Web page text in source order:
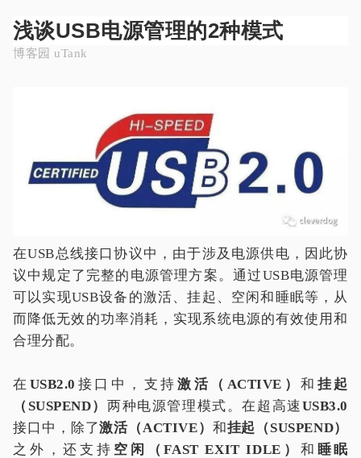
浅谈USB电源管理的2种模式
博客园 uTank
在USB总线接口协议中，由于涉及电源供电，因此协
议中规定了完整的电源管理方案。通过USB电源管理
可以实现USB设备的激活、挂起、空闲和睡眠等，从
而降低无效的功率消耗，实现系统电源的有效使用和
合理分配。
在 USB2.0 接口中，支持 激活（ACTIVE）和 挂起
（SUSPEND）两种电源管理模式。在超高速USB3.0
接口中，除了激活（ACTIVE） 和挂起（SUSPEND）
之外，还支持 空闲（FAST EXIT IDLE） 和 睡眠